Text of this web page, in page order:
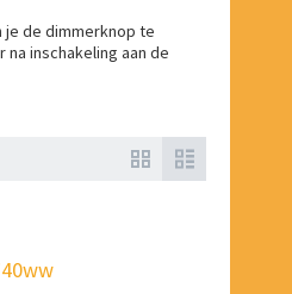
je de dimmerknop te
inschakeling aan de